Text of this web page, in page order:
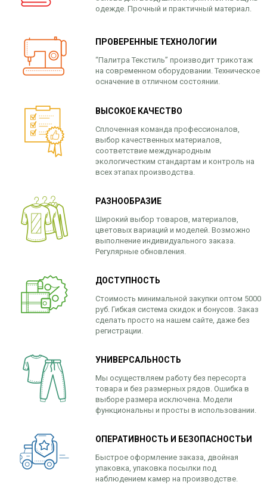
одежде. Прочный и практичный материал.
ПРОВЕРЕННЫЕ ТЕХНОЛОГИИ
“Палитра Текстиль” производит трикотаж
на современном оборудовании. Техническое
осначение в отличном состоянии.
ВЫСОКОЕ КАЧЕСТВО
Сплоченная команда профессионалов,
выбор качественных материалов,
соответствие международным
экологичестким стандартам и контроль на
всех этапах производства.
РАЗНООБРАЗИЕ
Широкий выбор товаров, материалов,
цветовых вариаций и моделей. Возможно
выполнение индивидуального заказа.
Регулярные обновления.
ДОСТУПНОСТЬ
Стоимость минимальной закупки оптом 5000
руб. Гибкая система скидок и бонусов. Заказ
сделать просто на нашем сайте, даже без
регистрации.
УНИВЕРСАЛЬНОСТЬ
Мы осуществляем работу без пересорта
товара и без размерных рядов. Ошибка в
выборе размера исключена. Модели
функциональны и просты в использовании.
ОПЕРАТИВНОСТЬ И БЕЗОПАСНОСТЬИ
Быстрое оформление заказа, двойная
упаковка, упаковка посылки под
наблюдением камер на производстве.